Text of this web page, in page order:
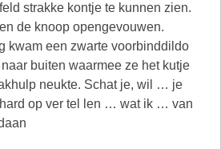
strakke kontje te kunnen zien.
de knoop opengevouwen.
kwam een zwarte voorbinddildo
buiten waarmee ze het kutje
neukte. Schat je, wil … je
op ver tel len … wat ik … van